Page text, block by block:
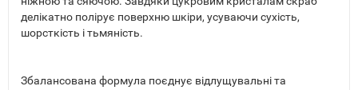
делікатно полірує поверхню шкіри, усуваючи сухість,
шорсткість і тьмяність.
Збалансована формула поєднує відлущувальні та